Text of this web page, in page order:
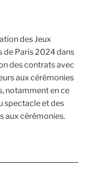
des Jeux
de Paris 2024 dans
des contrats avec
aux cérémonies
notamment en ce
spectacle et des
aux cérémonies.